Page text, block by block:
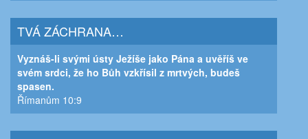
TVÁ ZÁCHRANA…
Vyznáš-li svými ústy Ježíše jako Pána a uvěříš ve
svém srdci, že ho Bůh vzkřísil z mrtvých, budeš
spasen.
Římanům 10:9